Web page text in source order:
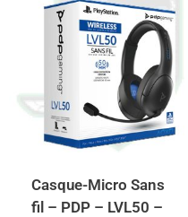
Casque-Micro Sans
fil – PDP – LVL50 –